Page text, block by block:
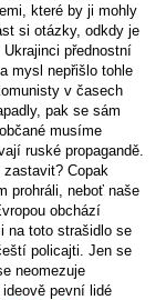
které by ji mohly
si otázky, odkdy je
přednostní
mysl nepřišlo tohle
v časech
pak se sám
musíme
ruské propagandě.
Copak
prohráli, neboť naše
obchází
na toto strašidlo se
policajti. Jen se
neomezuje
pevní lidé